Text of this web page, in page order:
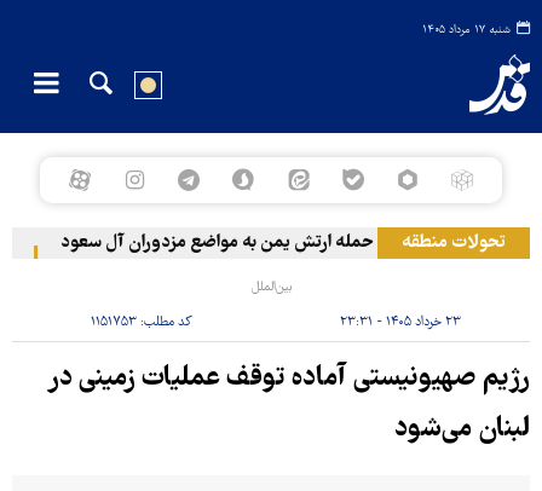
شنبه ۱۷ مرداد ۱۴۰۵
تحولات منطقه حمله ارتش یمن به مواضع مزدوران آل سعود
بین‌الملل
۲۳ خرداد ۱۴۰۵ - ۲۳:۳۱ کد مطلب: ۱۱۵۱۷۵۳
رژیم صهیونیستی آماده توقف عملیات زمینی در
لبنان می‌شود